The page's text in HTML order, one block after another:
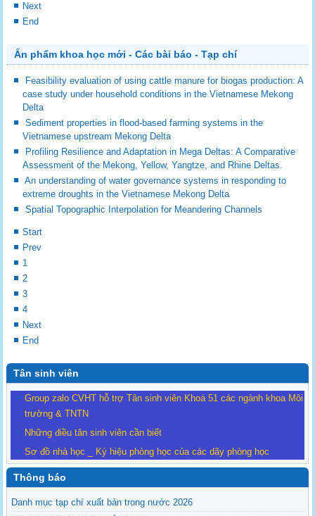
Next
End
Ấn phẩm khoa học mới - Các bài báo - Tạp chí
Feasibility evaluation of using cattle manure for biogas production: A
case study under household conditions in the Vietnamese Mekong
Delta
Sediment properties in flood-based farming systems in the
Vietnamese upstream Mekong Delta
Profiling Resilience and Adaptation in Mega Deltas: A Comparative
Assessment of the Mekong, Yellow, Yangtze, and Rhine Deltas.
An understanding of water governance systems in responding to
extreme droughts in the Vietnamese Mekong Delta
Spatial Topographic Interpolation for Meandering Channels
Start
Prev
1
2
3
4
Next
End
Tân sinh viên
Group zalo CVHT hỗ trợ Tân sinh viên Khoá 51 các ngành khoa Môi
trường & TNTN
Những điều tân sinh viên cần biết
Sơ đồ nhà học _ Ký hiệu phòng học của các dãy phòng học
Thông báo
Danh mục tạp chí xuất bản trong nước 2026